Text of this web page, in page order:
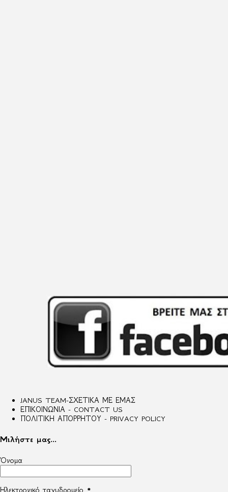
JANUS TEAM-ΣΧΕΤΙΚΑ ΜΕ ΕΜΑΣ
ΕΠΙΚΟΙΝΩΝΙΑ - CONTACT US
ΠΟΛΙΤΙΚΗ ΑΠΟΡΡΗΤΟΥ - PRIVACY POLICY
Μιλήστε μας...
Όνομα
Ηλεκτρονικό ταχυδρομείο *